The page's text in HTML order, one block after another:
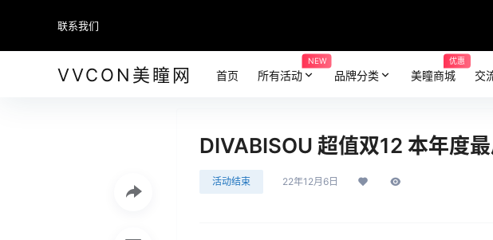
联系我们
VVCON美瞳网 首页 所有活动
NEW
品牌分类 美瞳商城
优惠
交
DIVABISOU 超值双12 本年度
活动结束 22年12月6日